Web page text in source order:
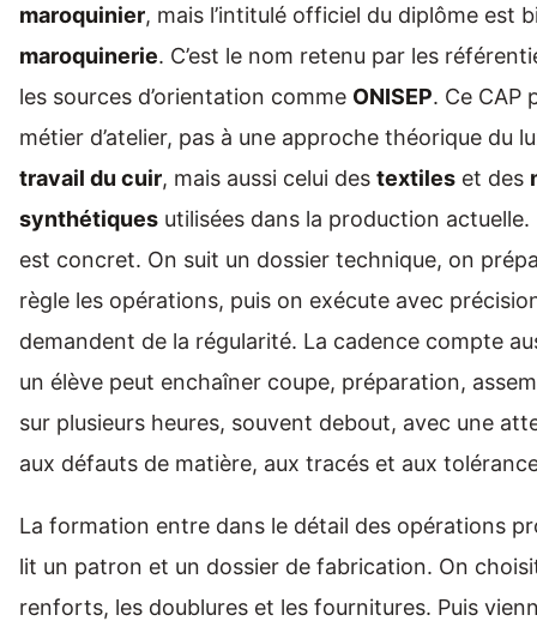
maroquinier, mais l’intitulé officiel du diplôme est
maroquinerie. C’est le nom retenu par les
les sources d’orientation comme ONISEP. Ce CAP
métier d’atelier, pas à une approche théorique du
travail du cuir, mais aussi celui des textiles et des
synthétiques utilisées dans la production
est concret. On suit un dossier technique, on
règle les opérations, puis on exécute avec
demandent de la régularité. La cadence compte
un élève peut enchaîner coupe, préparation,
sur plusieurs heures, souvent debout, avec une
aux défauts de matière, aux tracés et aux
La formation entre dans le détail des opérations
lit un patron et un dossier de fabrication. On
renforts, les doublures et les fournitures. Puis